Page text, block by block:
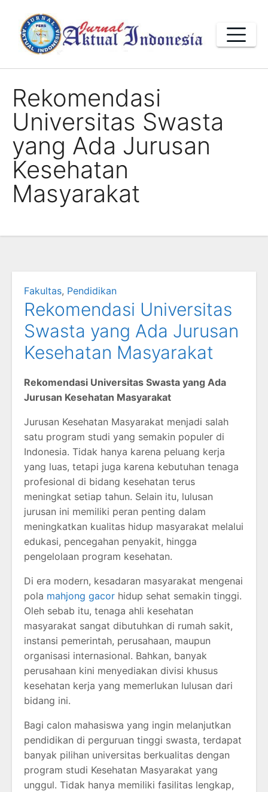
content
Rekomendasi
Universitas Swasta
yang Ada Jurusan
Kesehatan
Masyarakat
Fakultas, Pendidikan
Rekomendasi Universitas
Swasta yang Ada Jurusan
Kesehatan Masyarakat
Rekomendasi Universitas Swasta yang Ada
Jurusan Kesehatan Masyarakat
Jurusan Kesehatan Masyarakat menjadi salah
satu program studi yang semakin populer di
Indonesia. Tidak hanya karena peluang kerja
yang luas, tetapi juga karena kebutuhan tenaga
profesional di bidang kesehatan terus
meningkat setiap tahun. Selain itu, lulusan
jurusan ini memiliki peran penting dalam
meningkatkan kualitas hidup masyarakat melalui
edukasi, pencegahan penyakit, hingga
pengelolaan program kesehatan.
Di era modern, kesadaran masyarakat mengenai
pola mahjong gacor hidup sehat semakin tinggi.
Oleh sebab itu, tenaga ahli kesehatan
masyarakat sangat dibutuhkan di rumah sakit,
instansi pemerintah, perusahaan, maupun
organisasi internasional. Bahkan, banyak
perusahaan kini menyediakan divisi khusus
kesehatan kerja yang memerlukan lulusan dari
bidang ini.
Bagi calon mahasiswa yang ingin melanjutkan
pendidikan di perguruan tinggi swasta, terdapat
banyak pilihan universitas berkualitas dengan
program studi Kesehatan Masyarakat yang
unggul. Tidak hanya memiliki fasilitas lengkap,